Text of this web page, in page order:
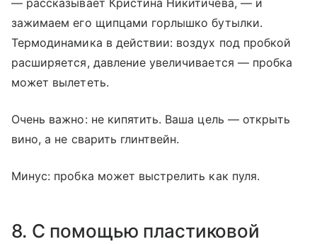
— рассказывает Кристина Никитичева, — и
зажимаем его щипцами горлышко бутылки.
Термодинамика в действии: воздух под пробкой
расширяется, давление увеличивается — пробка
может вылететь.
Очень важно: не кипятить. Ваша цель — открыть
вино, а не сварить глинтвейн.
Минус: пробка может выстрелить как пуля.
8. С помощью пластиковой